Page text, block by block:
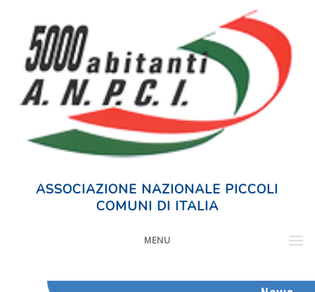
ASSOCIAZIONE NAZIONALE PICCOLI
COMUNI DI ITALIA
MENU